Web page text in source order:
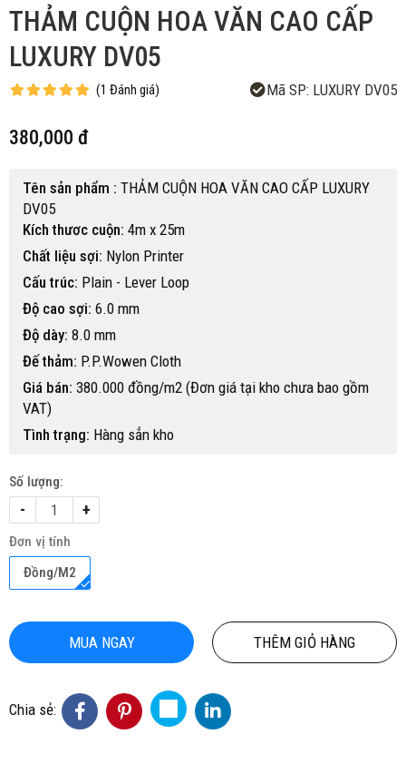
THẢM CUỘN HOA VĂN CAO CẤP
LUXURY DV05
(1 Đánh giá) Mã SP: LUXURY DV05
380,000 đ
Tên sản phẩm : THẢM CUỘN HOA VĂN CAO CẤP LUXURY
DV05
Kích thươc cuộn: 4m x 25m
Chất liệu sợi: Nylon Printer
Cấu trúc: Plain - Lever Loop
Độ cao sợi: 6.0 mm
Độ dày: 8.0 mm
Đế thảm: P.P.Wowen Cloth
Giá bán: 380.000 đồng/m2 (Đơn giá tại kho chưa bao gồm
VAT)
Tình trạng: Hàng sẳn kho
Số lượng:
- +
Đơn vị tính
Đồng/M2
MUA NGAY THÊM GIỎ HÀNG
Chia sẻ: